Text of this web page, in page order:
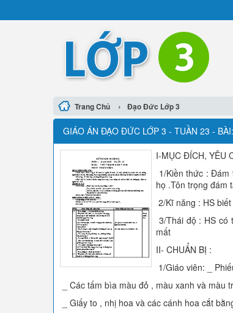
Trang Chủ › Đạo Đức Lớp 3
GIÁO ÁN ĐẠO ĐỨC LỚP 3 - TUẦN 23 -
I-MỤC ĐÍCH, YÊU
1/Kiền thức :
họ .Tôn trọng đám
2/Kĩ năng : HS
3/Thái độ : HS có
mất
II- CHUẨN BỊ :
1/Giáo viên: _
_ Các tấm bìa màu đỏ , màu xanh và màu
_ Giấy to , nhị hoa và các cánh hoa cắt